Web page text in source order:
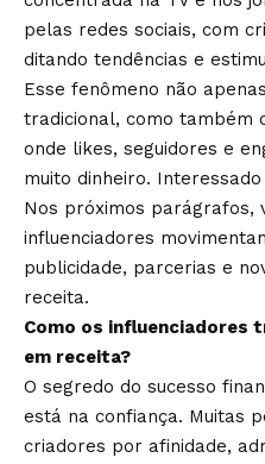
pelas redes sociais, com
ditando tendências e
Esse fenômeno não
tradicional, como também
onde likes, seguidores e
muito dinheiro.
Nos próximos parágrafos,
influenciadores
publicidade, parcerias e
receita.
Como os influenciadores
em receita?
O segredo do sucesso
está na confiança. Muitas
criadores por afinidade,